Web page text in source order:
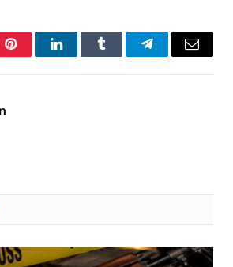
PinterestLinkedInTumblr TelegramEmail